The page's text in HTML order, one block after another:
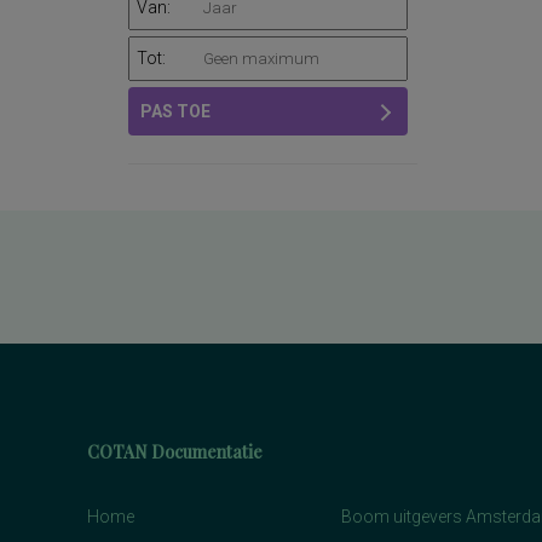
Van:
Tot:
PAS TOE
COTAN Documentatie
Home
Boom uitgevers